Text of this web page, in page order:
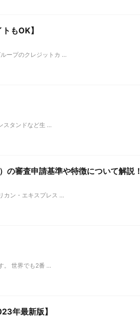
もOK】
ープのクレジットカ …
スタンドなど生 …
審査申請基準や特徴について解説！
カン・エキスプレス …
。 世界でも2番 …
年最新版】